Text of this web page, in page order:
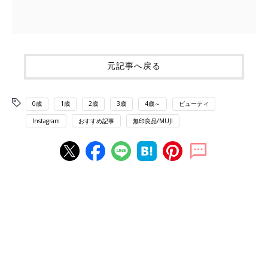
元記事へ戻る
0歳 1歳 2歳 3歳 4歳～ ビューティ
Instagram おすすめ記事 無印良品/MUJI